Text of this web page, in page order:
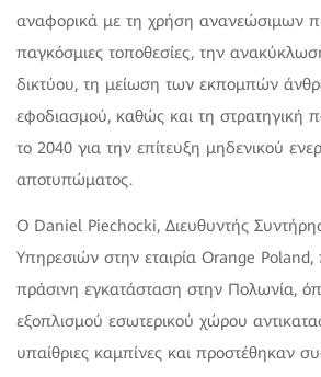
αναφορικά με τη χρήση ανανεώσιμων
παγκόσμιες τοποθεσίες, την
δικτύου, τη μείωση των εκπομπών
εφοδιασμού, καθώς και τη στρατηγική
το 2040 για την επίτευξη μηδενικού
αποτυπώματος.
Ο Daniel Piechocki, Διευθυντής
Υπηρεσιών στην εταιρία Orange Poland,
πράσινη εγκατάσταση στην Πολωνία,
εξοπλισμού εσωτερικού χώρου
υπαίθριες καμπίνες και προστέθηκαν